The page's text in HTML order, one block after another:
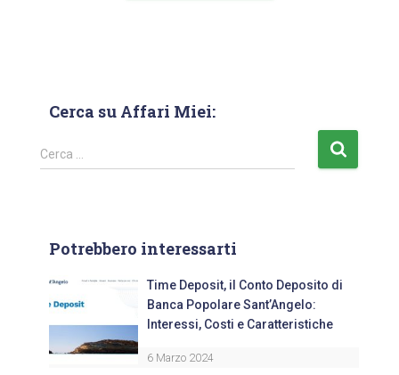
Cerca su Affari Miei:
Cerca …
Potrebbero interessarti
Time Deposit, il Conto Deposito di
Banca Popolare Sant’Angelo:
Interessi, Costi e Caratteristiche
6 Marzo 2024